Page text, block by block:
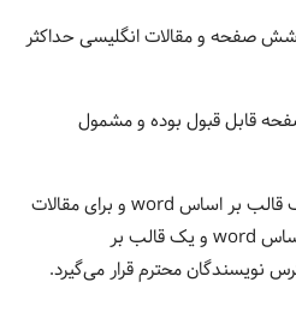
شش صفحه و مقالات انگلیسی حداکثر
قابل قبول بوده و مشمول
برای مقالات به زبان فارسی، یک قالب بر اساس word و برای مقالات
به زبان انگلیسی، یک قالب بر اساس word و یک قالب بر